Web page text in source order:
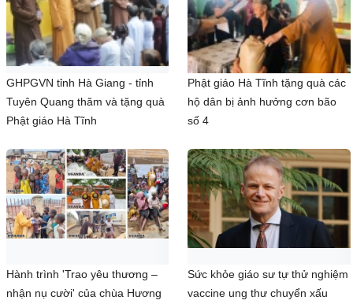
GHPGVN tỉnh Hà Giang - tỉnh
Tuyên Quang thăm và tặng quà
Phật giáo Hà Tĩnh
Phật giáo Hà Tĩnh tặng quà các
hộ dân bị ảnh hưởng cơn bão
số 4
Hành trình 'Trao yêu thương –
nhận nụ cười' của chùa Hương
Sức khỏe giáo sư tự thử nghiệm
vaccine ung thư chuyển xấu